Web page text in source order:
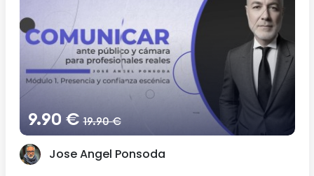
9.90 €19.90 €
Jose Angel Ponsoda